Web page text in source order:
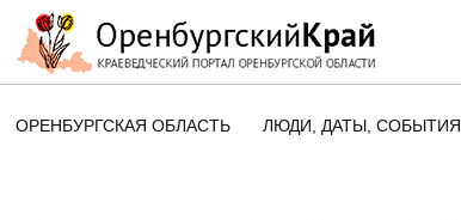
ОРЕНБУРГСКАЯ ОБЛАСТЬ ЛЮДИ, ДАТЫ, CОБЫТИЯ